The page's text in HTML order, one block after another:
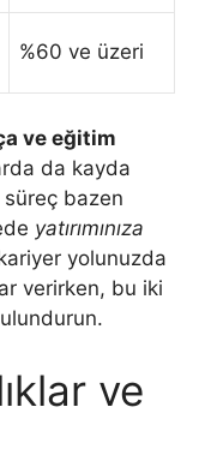
%60 ve üzeri
ve eğitim
da kayda
bazen
yatırımınıza
yolunuzda
verirken, bu iki
ve